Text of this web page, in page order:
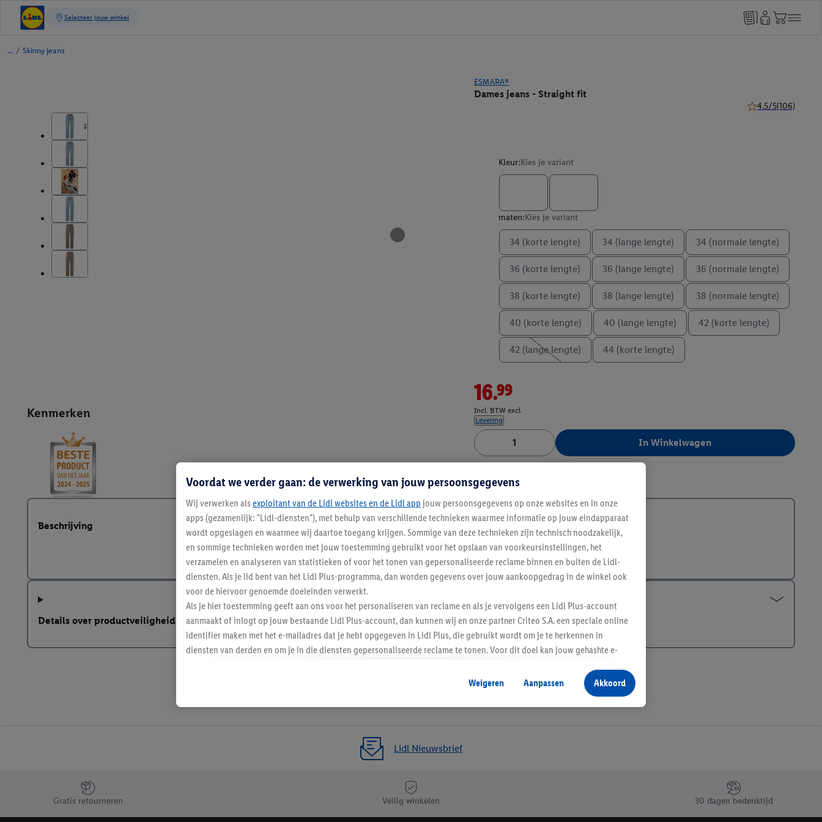
/ Skinny jeans
ESMARA®
Dames jeans - Straight fit
4.5/5(106)
Kenmerken
Kleur:Kies je variant
maten:Kies je variant
34 (korte lengte) 34 (lange lengte) 34 (normale lengte)
36 (korte lengte) 36 (lange lengte) 36 (normale lengte)
38 (korte lengte) 38 (lange lengte) 38 (normale lengte)
40 (korte lengte) 40 (lange lengte) 42 (korte lengte)
42 (lange lengte) 44 (korte lengte)
16.99
Incl. BTW excl.
Levering
In Winkelwagen
Beschrijving
Details over productveiligheid
Lidl Nieuwsbrief
Jouw voordelen bij ons als Lidl webshop klant
Gratis retourneren Veilig winkelen 30 dagen bedenktijd
Voordat we verder gaan: de verwerking van jouw persoonsgegevens
Wij verwerken als exploitant van de Lidl websites en de Lidl app jouw persoonsgegevens op onze websites en in onze
apps (gezamenlijk: "Lidl-diensten"), met behulp van verschillende technieken waarmee informatie op jouw eindapparaat
wordt opgeslagen en waarmee wij daartoe toegang krijgen. Sommige van deze technieken zijn technisch noodzakelijk,
en sommige technieken worden met jouw toestemming gebruikt voor het opslaan van voorkeursinstellingen, het
verzamelen en analyseren van statistieken of voor het tonen van gepersonaliseerde reclame binnen en buiten de Lidl-
diensten. Als je lid bent van het Lidl Plus-programma, dan worden gegevens over jouw aankoopgedrag in de winkel ook
voor de hiervoor genoemde doeleinden verwerkt.
Als je hier toestemming geeft aan ons voor het personaliseren van reclame en als je vervolgens een Lidl Plus-account
aanmaakt of inlogt op jouw bestaande Lidl Plus-account, dan kunnen wij en onze partner Criteo S.A. een speciale online
identifier maken met het e-mailadres dat je hebt opgegeven in Lidl Plus, die gebruikt wordt om je te herkennen in
diensten van derden en om je in die diensten gepersonaliseerde reclame te tonen. Voor dit doel kan jouw gehashte e-
Als je hiervoor toestemming geeft, dan kunnen retargeting advertenties worden weergegeven voor producten waarin je
eerder interesse hebt getoond (bijvoorbeeld door het product in een winkelmandje van een online winkel te plaatsen
Lidl-diensten worden weergegeven, als verschillende eindapparaten en Lidl-diensten, met behulp van jouw gehashte e-
mailadres en met eventuele andere identifiers of met identifiers waarover Criteo S.A. beschikt, aan jou kunnen worden
Onder "Aanpassen" kun je aangeven met welke cookies en vergelijkbare technieken en met welke
verwerkingsdoeleinden je instemt. Verder kan je er meer informatie vinden over de gegevensverwerking.
Weigeren Aanpassen Akkoord